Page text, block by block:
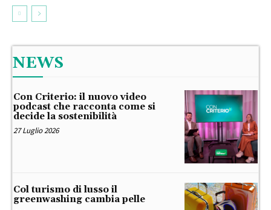
NEWS
Con Criterio: il nuovo video
podcast che racconta come si
decide la sostenibilità
27 Luglio 2026
Col turismo di lusso il
greenwashing cambia pelle